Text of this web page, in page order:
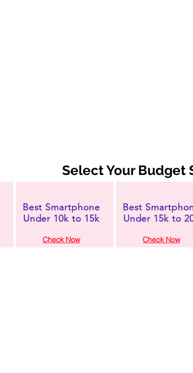
Select Your Budget
Best Smartphone
Under 10k to 15k
Check Now
Best
Under 15k to
Check Now